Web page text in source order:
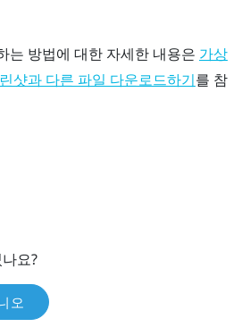
는 방법에 대한 자세한 내용은 가상
샷과 다른 파일 다운로드하기 를 참
요?
오